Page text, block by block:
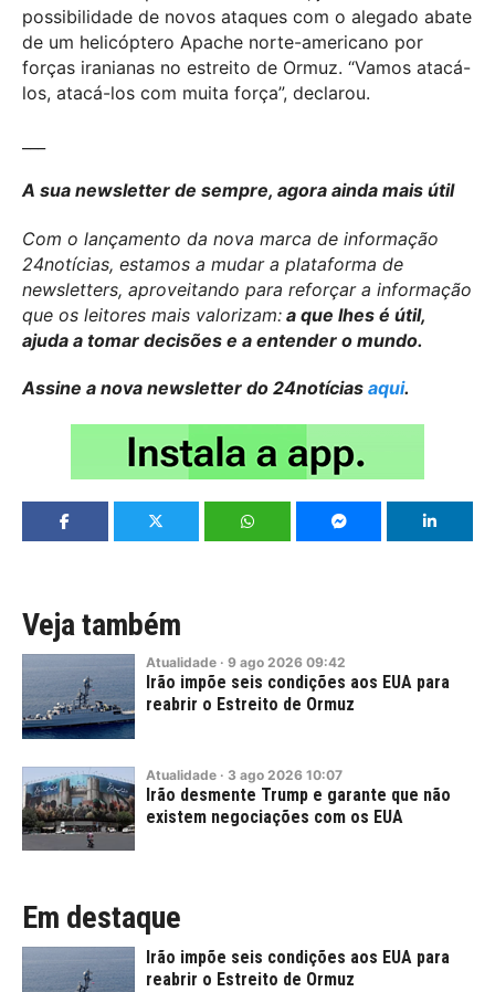
possibilidade de novos ataques com o alegado abate
de um helicóptero Apache norte-americano por
forças iranianas no estreito de Ormuz. “Vamos atacá-
los, atacá-los com muita força”, declarou.
A sua newsletter de sempre, agora ainda mais útil
Com o lançamento da nova marca de informação
24notícias, estamos a mudar a plataforma de
newsletters, aproveitando para reforçar a informação
que os leitores mais valorizam: a que lhes é útil,
ajuda a tomar decisões e a entender o mundo.
Assine a nova newsletter do 24notícias aqui.
Veja também
Atualidade · 9 ago 2026 09:42
Irão impõe seis condições aos EUA para
reabrir o Estreito de Ormuz
Atualidade · 3 ago 2026 10:07
Irão desmente Trump e garante que não
existem negociações com os EUA
Em destaque
Irão impõe seis condições aos EUA para
reabrir o Estreito de Ormuz